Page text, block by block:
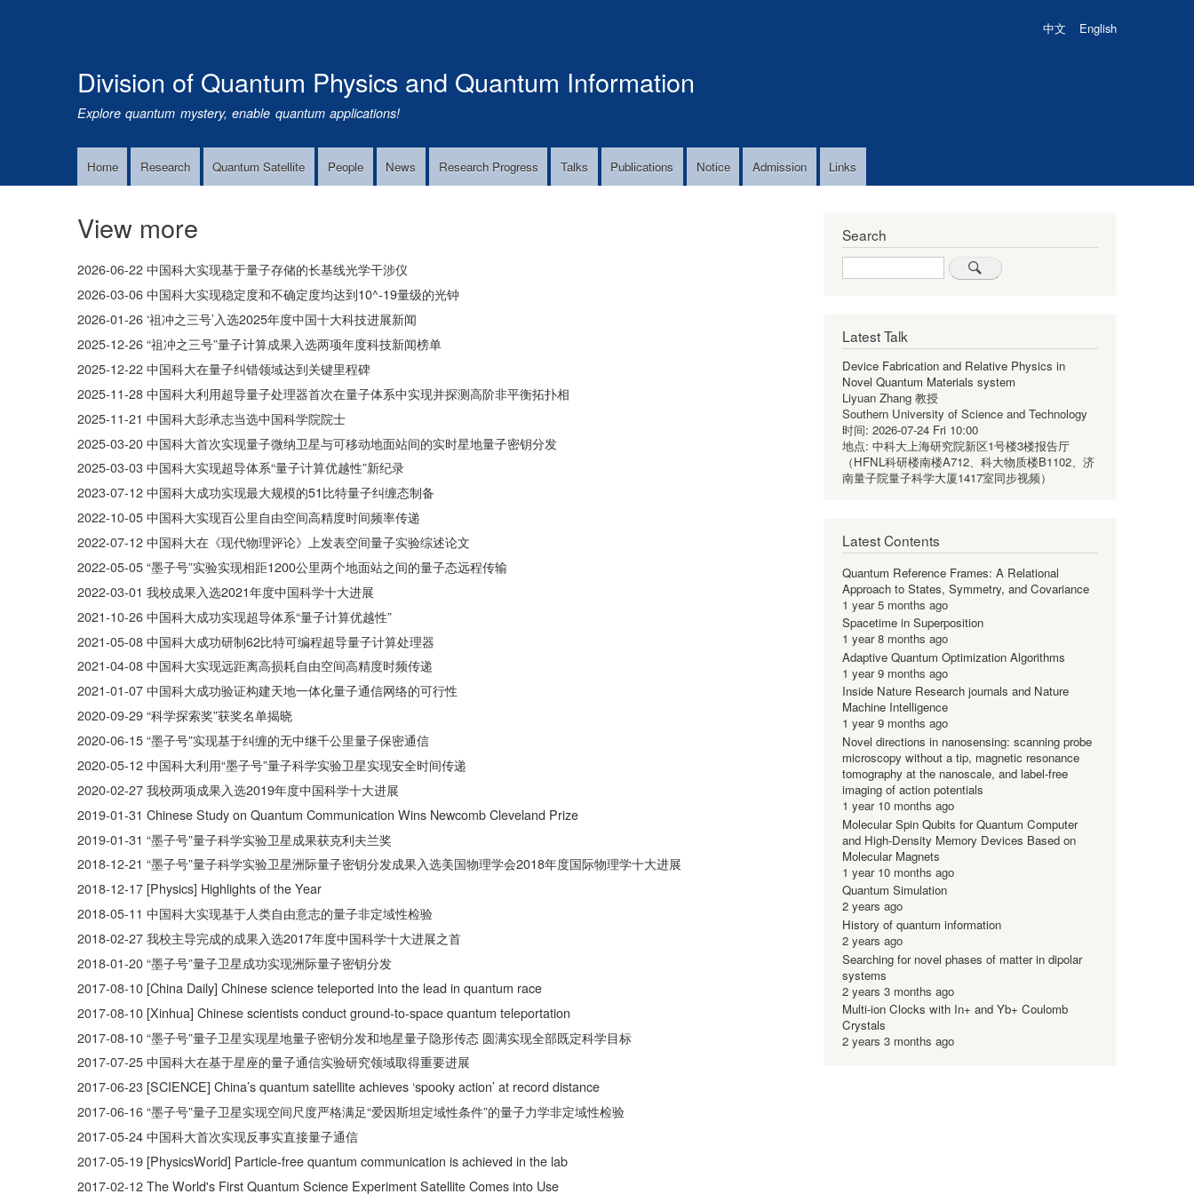
中文 English
Division of Quantum Physics and Quantum Information
Explore quantum mystery, enable quantum applications!
MainHome Research Quantum Satellite People News Research Progress Talks Publications Notice Admission Links
View more
2026-06-22中国科大实现基于量子存储的长基线光学干涉仪
2026-03-06中国科大实现稳定度和不确定度均达到10^-19​量级的光钟
2026-01-26 ‘祖冲之三号’入选2025年度中国十大科技进展新闻
2025-12-26“祖冲之三号”量子计算成果入选两项年度科技新闻榜单
2025-12-22中国科大在量子纠错领域达到关键里程碑
2025-11-28中国科大利用超导量子处理器首次在量子体系中实现并探测高阶非平衡拓扑相
2025-11-21 中国科大彭承志当选中国科学院院士
2025-03-20中国科大首次实现量子微纳卫星与可移动地面站间的实时星地量子密钥分发
2025-03-03中国科大实现超导体系“量子计算优越性”新纪录
2023-07-12中国科大成功实现最大规模的51比特量子纠缠态制备
2022-10-05中国科大实现百公里自由空间高精度时间频率传递
2022-07-12中国科大在《现代物理评论》上发表空间量子实验综述论文
2022-05-05“墨子号”实验实现相距1200公里两个地面站之间的量子态远程传输
2022-03-01 我校成果入选2021年度中国科学十大进展
2021-10-26中国科大成功实现超导体系“量子计算优越性”
2021-05-08中国科大成功研制62比特可编程超导量子计算处理器
2021-04-08中国科大实现远距离高损耗自由空间高精度时频传递
2021-01-07中国科大成功验证构建天地一体化量子通信网络的可行性
2020-09-29“科学探索奖”获奖名单揭晓
2020-06-15“墨子号”实现基于纠缠的无中继千公里量子保密通信
2020-05-12中国科大利用“墨子号”量子科学实验卫星实现安全时间传递
2020-02-27我校两项成果入选2019年度中国科学十大进展
2019-01-31 Chinese Study on Quantum Communication Wins Newcomb Cleveland Prize
2019-01-31 “墨子号”量子科学实验卫星成果获克利夫兰奖
2018-12-21 “墨子号”量子科学实验卫星洲际量子密钥分发成果入选美国物理学会2018年度国际物理学十大进展
2018-12-17 [Physics] Highlights of the Year
2018-05-11 中国科大实现基于人类自由意志的量子非定域性检验
2018-02-27我校主导完成的成果入选2017年度中国科学十大进展之首
2018-01-20“墨子号”量子卫星成功实现洲际量子密钥分发
2017-08-10 [China Daily] Chinese science teleported into the lead in quantum race
2017-08-10 [Xinhua] Chinese scientists conduct ground-to-space quantum teleportation
2017-08-10“墨子号”量子卫星实现星地量子密钥分发和地星量子隐形传态 圆满实现全部既定科学目标
2017-07-25中国科大在基于星座的量子通信实验研究领域取得重要进展
2017-06-23 [SCIENCE] China’s quantum satellite achieves ‘spooky action’ at record distance
2017-06-16“墨子号”量子卫星实现空间尺度严格满足“爱因斯坦定域性条件”的量子力学非定域性检验
2017-05-24中国科大首次实现反事实直接量子通信
2017-05-19 [PhysicsWorld] Particle-free quantum communication is achieved in the lab
2017-02-12The World's First Quantum Science Experiment Satellite Comes into Use
Search
Search
Latest Talk
Device Fabrication and Relative Physics in
Novel Quantum Materials system
Liyuan Zhang 教授
Southern University of Science and Technology
时间: 2026-07-24 Fri 10:00
地点: 中科大上海研究院新区1号楼3楼报告厅
（HFNL科研楼南楼A712、科大物质楼B1102、济
南量子院量子科学大厦1417室同步视频）
Latest Contents
Quantum Reference Frames: A Relational
Approach to States, Symmetry, and Covariance
1 year 5 months ago
Spacetime in Superposition
1 year 8 months ago
Adaptive Quantum Optimization Algorithms
1 year 9 months ago
Inside Nature Research journals and Nature
Machine Intelligence
1 year 9 months ago
Novel directions in nanosensing: scanning probe
microscopy without a tip, magnetic resonance
tomography at the nanoscale, and label-free
imaging of action potentials
1 year 10 months ago
Molecular Spin Qubits for Quantum Computer
and High-Density Memory Devices Based on
Molecular Magnets
1 year 10 months ago
Quantum Simulation
2 years ago
History of quantum information
2 years ago
Searching for novel phases of matter in dipolar
systems
2 years 3 months ago
Multi-ion Clocks with In+ and Yb+ Coulomb
Crystals
2 years 3 months ago